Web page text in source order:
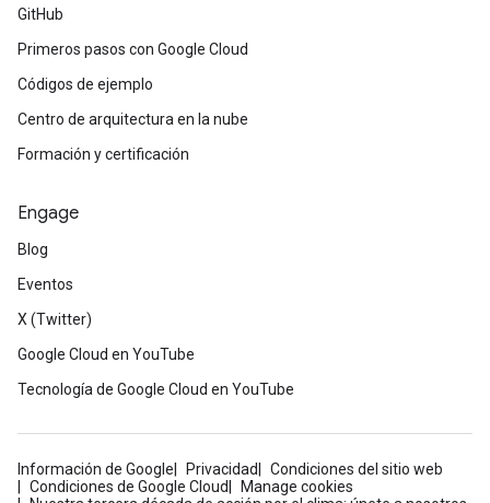
GitHub
Primeros pasos con Google Cloud
Códigos de ejemplo
Centro de arquitectura en la nube
Formación y certificación
Engage
Blog
Eventos
X (Twitter)
Google Cloud en YouTube
Tecnología de Google Cloud en YouTube
Información de Google Privacidad
Condiciones del sitio web
Condiciones de Google Cloud
Manage cookies